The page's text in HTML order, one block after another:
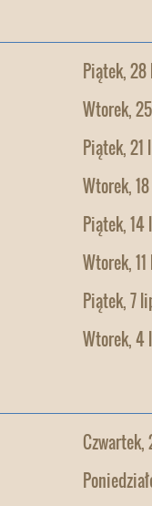
Piątek, 28
Wtorek,
Piątek, 21
Wtorek,
Piątek, 14
Wtorek,
Piątek, 7
Wtorek, 4
Czwartek,